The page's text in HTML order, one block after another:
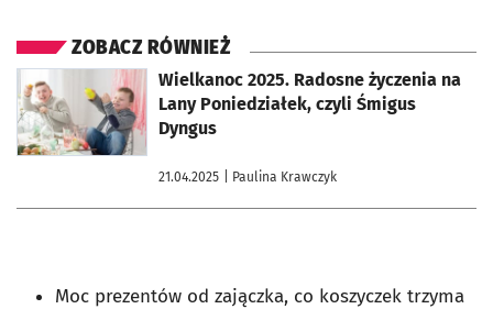
ZOBACZ RÓWNIEŻ
Wielkanoc 2025. Radosne życzenia na
Lany Poniedziałek, czyli Śmigus
Dyngus
21.04.2025 | Paulina Krawczyk
otworzy się w nowej karcie
Moc prezentów od zajączka, co koszyczek trzyma